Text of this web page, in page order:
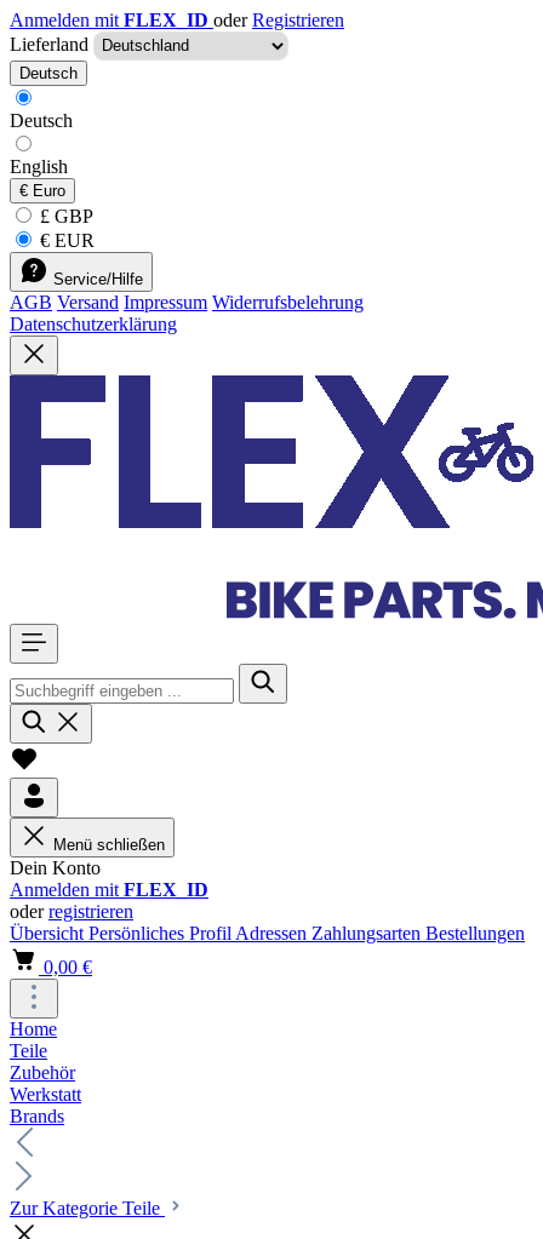
Anmelden mit FLEX_ID oder Registrieren
Lieferland
Deutsch
Deutsch
English
€ Euro
£ GBP
€ EUR
Service/Hilfe
AGB Versand Impressum Widerrufsbelehrung
Datenschutzerklärung
Menü schließen
Dein Konto
Anmelden mit FLEX_ID
oderregistrieren
Übersicht Persönliches Profil Adressen Zahlungsarten Bestellungen
0,00 €
Home
Teile
Zubehör
Werkstatt
Brands
Zur Kategorie Teile